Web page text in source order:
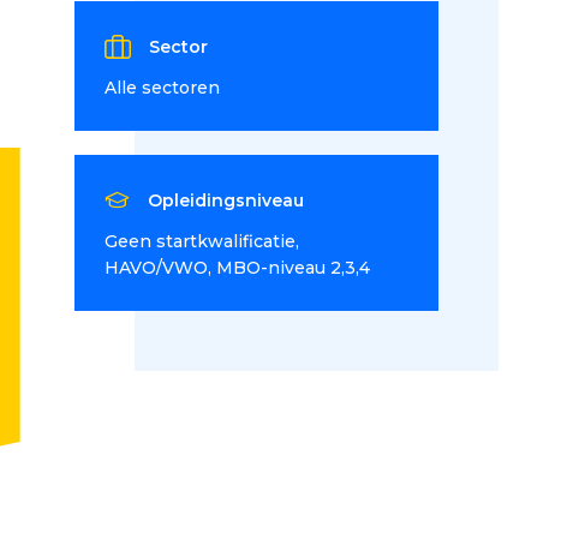
Sector
Alle sectoren
Opleidingsniveau
Geen startkwalificatie
HAVO/VWO MBO-niveau 2,3,4